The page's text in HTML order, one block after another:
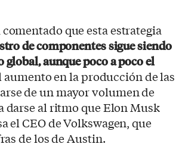
comentado que esta estrategia
de componentes sigue siendo
aunque poco a poco el
aumento en la producción de las
de un mayor volumen de
darse al ritmo que Elon Musk
el CEO de Volkswagen, que
de los de Austin.